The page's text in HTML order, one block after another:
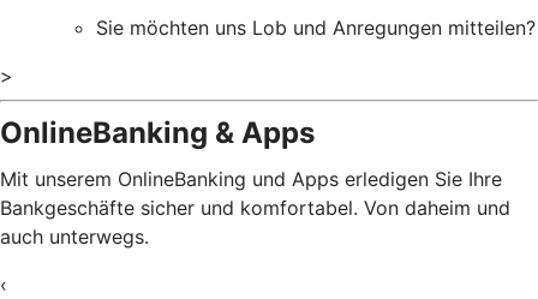
Sie möchten uns Lob und Anregungen mitteilen?
>
OnlineBanking & Apps
Mit unserem OnlineBanking und Apps erledigen Sie Ihre
Bankgeschäfte sicher und komfortabel. Von daheim und
auch unterwegs.
‹